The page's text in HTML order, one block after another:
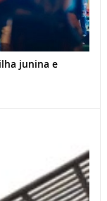
junina e